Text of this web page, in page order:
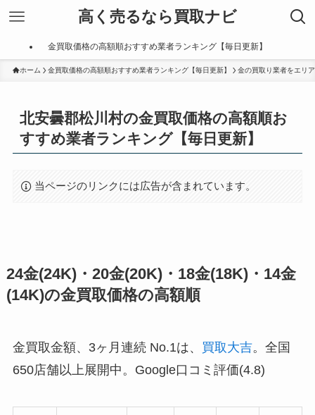
高く売るなら買取ナビ
金買取価格の高額順おすすめ業者ランキング【毎日更新】
ホーム 金買取価格の高額順おすすめ業者ランキング【毎日更新】 金の買取り業者をエリ
北安曇郡松川村の金買取価格の高額順お
すすめ業者ランキング【毎日更新】
当ページのリンクには広告が含まれています。
24金(24K)・20金(20K)・18金(18K)・14金
(14K)の金買取価格の高額順
金買取金額、3ヶ月連続 No.1は、 買取大吉。全国
650店舗以上展開中。Google口コミ評価(4.8)